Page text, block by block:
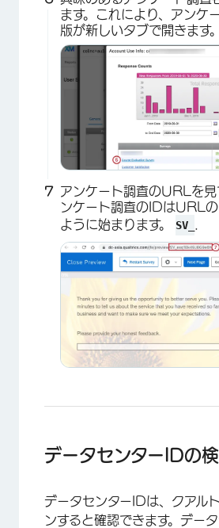
ます。これにより、アンケ
版が新しいタブで開きます。
アンケート調査のURLを見
ンケート調査のIDはURL
ように始まります。 SV_
データセンターIDの
データセンターIDは、クアル
ンすると確認できます。デー